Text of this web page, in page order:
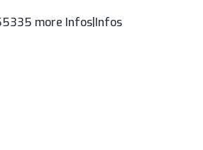
more Infos|Infos